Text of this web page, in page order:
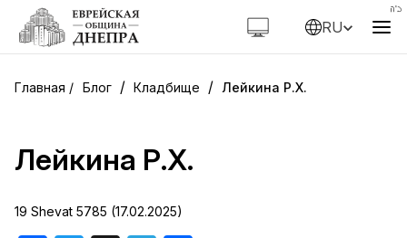
RU
Блог / Кладбище / Лейкина Р.Х.
Лейкина Р.Х.
19 Shevat 5785 (17.02.2025)